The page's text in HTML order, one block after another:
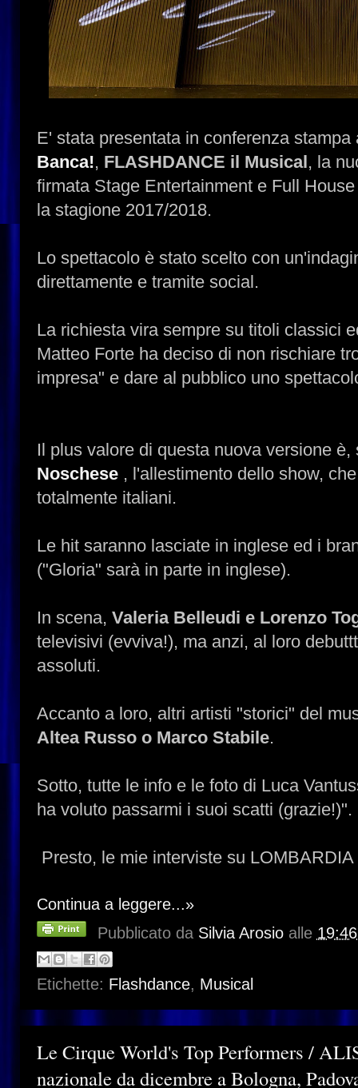
E' stata presentata in conferenza
Banca!, FLASHDANCE il Musical , la
firmata Stage Entertainment e Full
la stagione 2017/2018.
Lo spettacolo è stato scelto con
direttamente e tramite social.
La richiesta vira sempre su titoli classici
Matteo Forte ha deciso di non rischiare
impresa" e dare al pubblico uno
Il plus valore di questa nuova versione
Noschese , l'allestimento dello show,
totalmente italiani.
Le hit saranno lasciate in inglese ed i
("Gloria" sarà in parte in inglese).
In scena, Valeria Belleudi e Lorenzo
televisivi (evviva!), ma anzi, al loro
assoluti.
Accanto a loro, altri artisti "storici" del
Altea Russo o Marco Stabile.
Sotto, tutte le info e le foto di Luca
ha voluto passarmi i suoi scatti (grazie!)".
Presto, le mie interviste su LOMBARDIA
Continua a leggere...»
Pubblicato da Silvia Arosio alle
Etichette: Flashdance, Musical
Le Cirque World's Top Performers /
nazionale da dicembre a Bologna,